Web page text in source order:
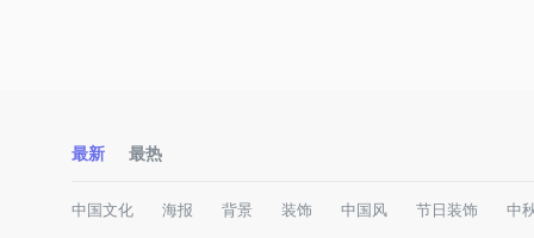
最新 最热
中国文化 海报 背景 装饰 中国风 节日装饰 中